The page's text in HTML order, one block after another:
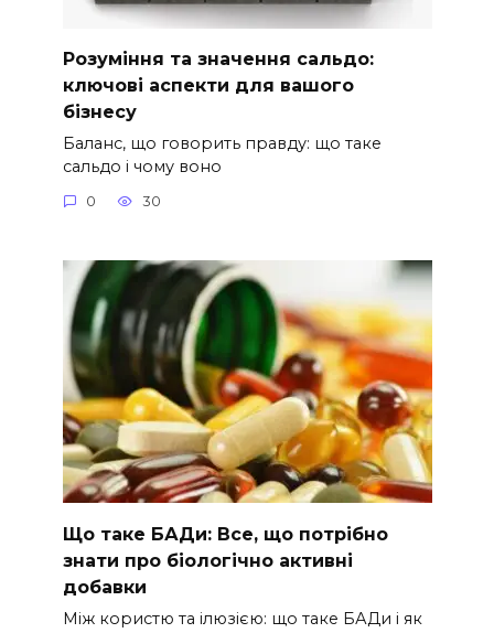
Розуміння та значення сальдо:
ключові аспекти для вашого
бізнесу
Баланс, що говорить правду: що таке
сальдо і чому воно
0 30
Що таке БАДи: Все, що потрібно
знати про біологічно активні
добавки
Між користю та ілюзією: що таке БАДи і як